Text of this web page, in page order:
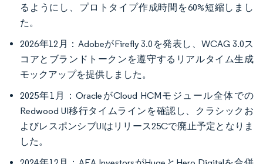
るようにし、プロトタイプ作成時間を60%短縮しまし
た。
2026年12月：AdobeがFirefly 3.0を発表し、WCAG 3.0ス
コアとブランドトークンを遵守するリアルタイム生成
モックアップを提供しました。
2025年1月：OracleがCloud HCMモジュール全体での
Redwood UI移行タイムラインを確認し、クラシックお
よびレスポンシブUIはリリース25Cで廃止予定となりま
した。